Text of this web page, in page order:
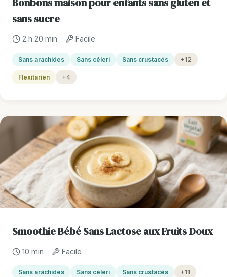
sans sucre
2 h 20 min Facile
Sans arachides Sans céleri Sans crustacés +12
Flexitarien +4
Smoothie Bébé Sans Lactose aux Fruits Doux
10 min Facile
Sans arachides Sans céleri Sans crustacés +11